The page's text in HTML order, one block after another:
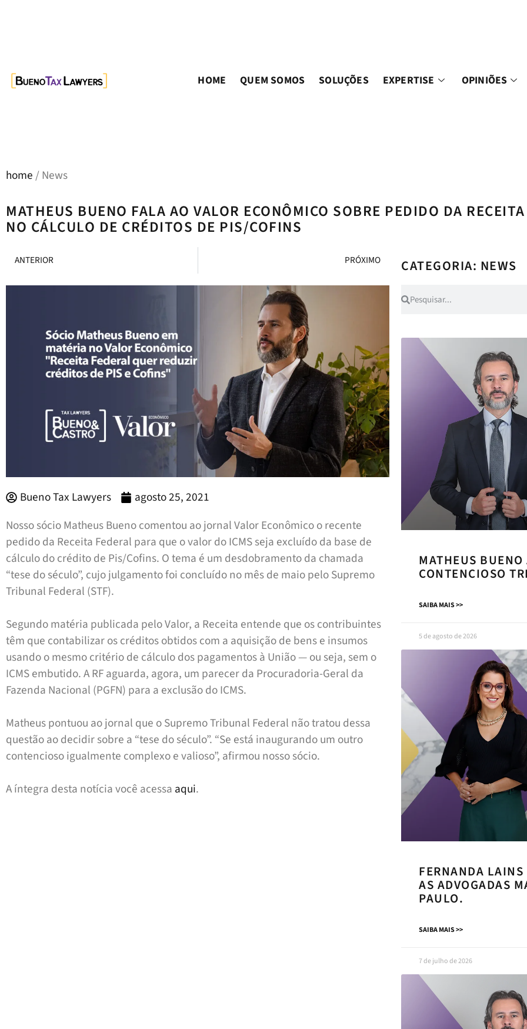
HOME QUEM SOMOS SOLUÇÕES EXPERTISE OPINIÕES
home/ News
MATHEUS BUENO FALA AO VALOR ECONÔMICO SOBRE PEDIDO DA
NO CÁLCULO DE CRÉDITOS DE PIS/COFINS
ANTERIOR PRÓXIMO
Bueno Tax Lawyers
agosto 25, 2021
Nosso sócio Matheus Bueno comentou ao jornal Valor Econômico o recente
pedido da Receita Federal para que o valor do ICMS seja excluído da base de
cálculo do crédito de Pis/Cofins. O tema é um desdobramento da chamada
“tese do século”, cujo julgamento foi concluído no mês de maio pelo Supremo
Tribunal Federal (STF).
Segundo matéria publicada pelo Valor, a Receita entende que os contribuintes
têm que contabilizar os créditos obtidos com a aquisição de bens e insumos
usando o mesmo critério de cálculo dos pagamentos à União — ou seja, sem o
ICMS embutido. A RF aguarda, agora, um parecer da Procuradoria-Geral da
Fazenda Nacional (PGFN) para a exclusão do ICMS.
Matheus pontuou ao jornal que o Supremo Tribunal Federal não tratou dessa
questão ao decidir sobre a “tese do século”. “Se está inaugurando um outro
contencioso igualmente complexo e valioso”, afirmou nosso sócio.
A íntegra desta notícia você acessa aqui.
CATEGORIA: NEWS
MATHEUS
CONTENCIOSO
SAIBA MAIS >>
5 de agosto de 2026
FERNANDA
AS ADVOGADAS
PAULO.
SAIBA MAIS >>
7 de julho de 2026